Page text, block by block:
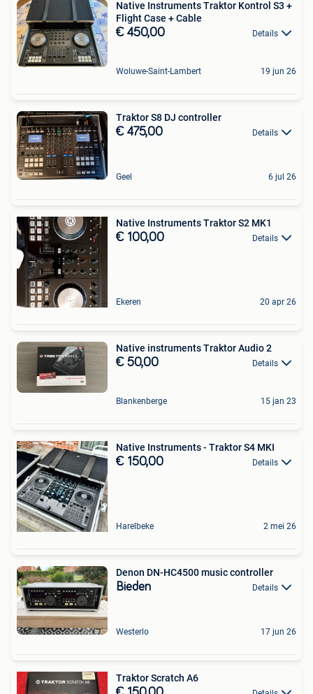
Native Instruments Traktor Kontrol S3 +
Flight Case + Cable
€ 450,00 Details
Woluwe-Saint-Lambert 19 jun 26
Traktor S8 DJ controller
€ 475,00 Details
Geel 6 jul 26
Native Instruments Traktor S2 MK1
€ 100,00 Details
Ekeren 20 apr 26
Native instruments Traktor Audio 2
€ 50,00 Details
Blankenberge 15 jan 23
Native Instruments - Traktor S4 MKI
€ 150,00 Details
Harelbeke 2 mei 26
Denon DN-HC4500 music controller
Bieden Details
Westerlo 17 jun 26
Traktor Scratch A6